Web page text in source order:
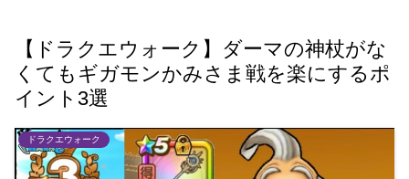
【ドラクエウォーク】ダーマの神杖がな
くてもギガモンかみさま戦を楽にするポ
イント3選
ドラクエウォーク